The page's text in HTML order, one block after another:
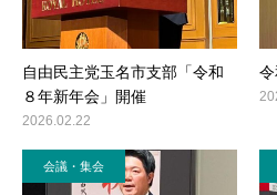
自由民主党玉名市支部「令和
８年新年会」開催
2026.02.22
会議・集会